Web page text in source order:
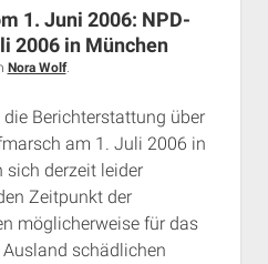
1. Juni 2006: NPD-
2006 in München
Nora Wolf.
Berichterstattung über
am 1. Juli 2006 in
sich derzeit leider
Zeitpunkt der
möglicherweise für das
schädlichen